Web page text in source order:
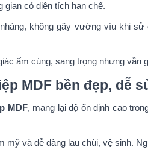
gian có diện tích hạn chế.
không gây vướng víu khi
ấm cúng, sang trọng nhưng
MDF bền đẹp, dễ
MDF, mang lại độ ổn định cao
mỹ và dễ dàng lau chùi, vệ sinh.